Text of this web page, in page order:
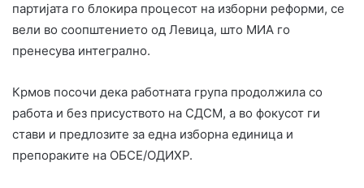
партијата го блокира процесот на изборни реформи, се
вели во соопштението од Левица, што МИА го
пренесува интегрално.
Крмов посочи дека работната група продолжила со
работа и без присуството на СДСМ, а во фокусот ги
стави и предлозите за една изборна единица и
препораките на ОБСЕ/ОДИХР.